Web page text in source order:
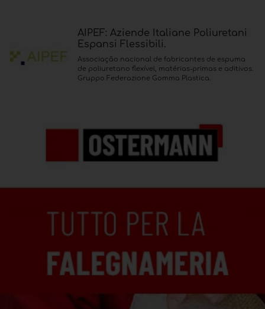
AIPEF: Aziende Italiane Poliuretani
Espansi Flessibili.
Associação nacional de fabricantes de espuma
de poliuretano flexível, matérias-primas e aditivos.
Gruppo Federazione Gomma Plastica.